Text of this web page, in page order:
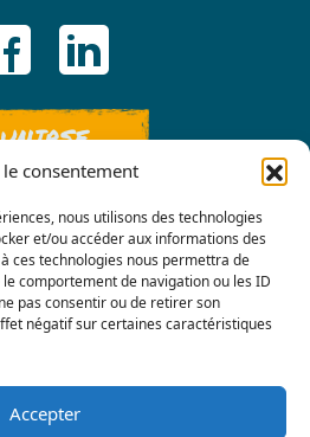
le consentement
nous utilisons des technologies
et/ou accéder aux informations des
ces technologies nous permettra de
comportement de navigation ou les ID
pas consentir ou de retirer son
négatif sur certaines caractéristiques
Accepter
UNIRSE